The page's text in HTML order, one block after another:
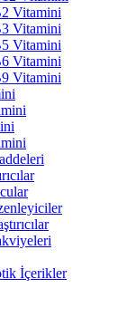
Vitamini
Vitamini
Vitamini
Vitamini
Vitamini
İçerikler